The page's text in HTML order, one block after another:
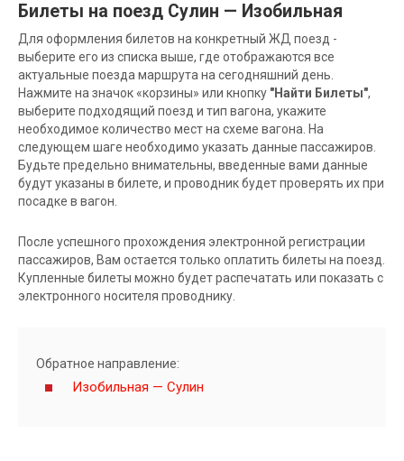
Билеты на поезд Сулин — Изобильная
Для оформления билетов на конкретный ЖД поезд -
выберите его из списка выше, где отображаются все
актуальные поезда маршрута на сегодняшний день.
Нажмите на значок «корзины» или кнопку "Найти Билеты",
выберите подходящий поезд и тип вагона, укажите
необходимое количество мест на схеме вагона. На
следующем шаге необходимо указать данные пассажиров.
Будьте предельно внимательны, введенные вами данные
будут указаны в билете, и проводник будет проверять их при
посадке в вагон.
После успешного прохождения электронной регистрации
пассажиров, Вам остается только оплатить билеты на поезд.
Купленные билеты можно будет распечатать или показать с
электронного носителя проводнику.
Обратное направление:
Изобильная — Сулин